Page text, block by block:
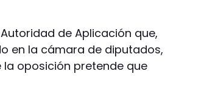
de Aplicación que,
en la cámara de diputados,
la oposición pretende que